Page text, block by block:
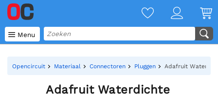
 Menu
Opencircuit Materiaal Connectoren Pluggen Adafruit
Adafruit Waterdichte